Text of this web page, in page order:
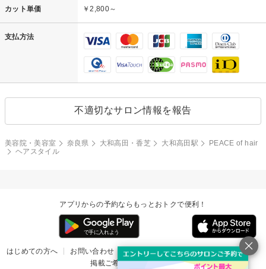
カット単価 ￥2,800～
支払方法
不適切なサロン情報を報告
美容院・美容室 奈良県 大和高田・香芝 大和高田駅
PEACE of hair
ヘアスタイル
アプリからの予約ならもっとおトクで便利！
はじめての方へ お問い合わせ ヘルプ リリース情報
利用規約
掲載ご希望のサロン様